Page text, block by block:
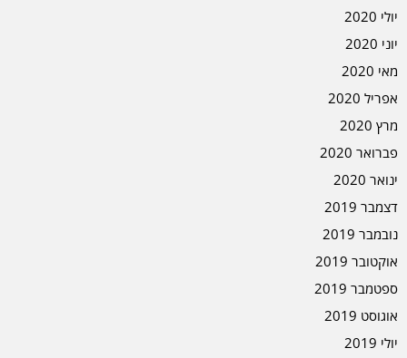
יולי 2020
יוני 2020
מאי 2020
אפריל 2020
מרץ 2020
פברואר 2020
ינואר 2020
דצמבר 2019
נובמבר 2019
אוקטובר 2019
ספטמבר 2019
אוגוסט 2019
יולי 2019